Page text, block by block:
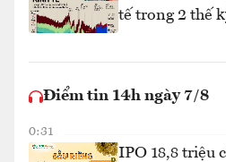
tế trong 2 thế
Điểm tin 14h ngày 7/8
0:31
IPO 18,8 triệu